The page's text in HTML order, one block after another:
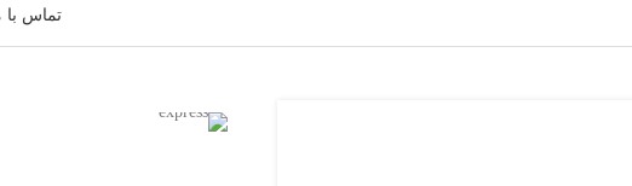
تماس با